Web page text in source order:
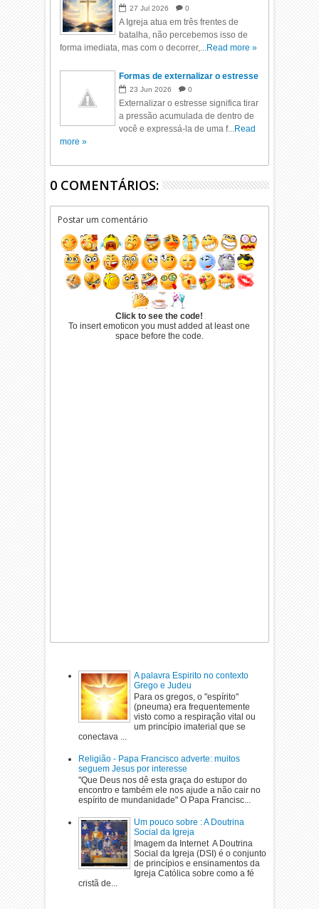
27 Jul 2026 0
A Igreja atua em três frentes de
batalha, não percebemos isso de
forma imediata, mas com o decorrer,...Read more »
Formas de externalizar o estresse
23 Jun 2026 0
Externalizar o estresse significa tirar
a pressão acumulada de dentro de
você e expressá-la de uma f...Read
more »
0 COMENTÁRIOS:
Postar um comentário
Click to see the code!
To insert emoticon you must added at least one
space before the code.
A palavra Espirito no contexto
Grego e Judeu
Para os gregos, o "espírito"
(pneuma) era frequentemente
visto como a respiração vital ou
um princípio imaterial que se
conectava ...
Religião - Papa Francisco adverte: muitos
seguem Jesus por interesse
"Que Deus nos dê esta graça do estupor do
encontro e também ele nos ajude a não cair no
espírito de mundanidade" O Papa Francisc...
Um pouco sobre : A Doutrina
Social da Igreja
Imagem da Internet A Doutrina
Social da Igreja (DSI) é o conjunto
de princípios e ensinamentos da
Igreja Católica sobre como a fé
cristã de...